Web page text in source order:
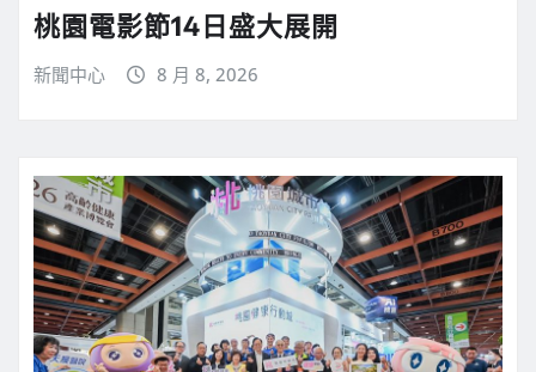
桃園電影節14日盛大展開
新聞中心 8 月 8, 2026